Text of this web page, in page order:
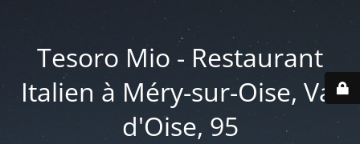
Tesoro Mio - Restaurant
Italien à Méry-sur-Oise, Val
d'Oise, 95